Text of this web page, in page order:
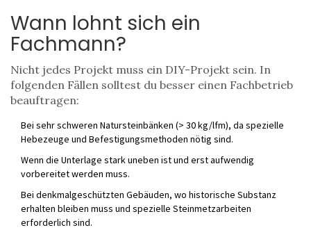
Wann lohnt sich ein
Fachmann?
Nicht jedes Projekt muss ein DIY-Projekt sein. In
folgenden Fällen solltest du besser einen Fachbetrieb
beauftragen:
Bei sehr schweren Natursteinbänken (> 30 kg/lfm), da spezielle
Hebezeuge und Befestigungsmethoden nötig sind.
Wenn die Unterlage stark uneben ist und erst aufwendig
vorbereitet werden muss.
Bei denkmalgeschützten Gebäuden, wo historische Substanz
erhalten bleiben muss und spezielle Steinmetzarbeiten
erforderlich sind.